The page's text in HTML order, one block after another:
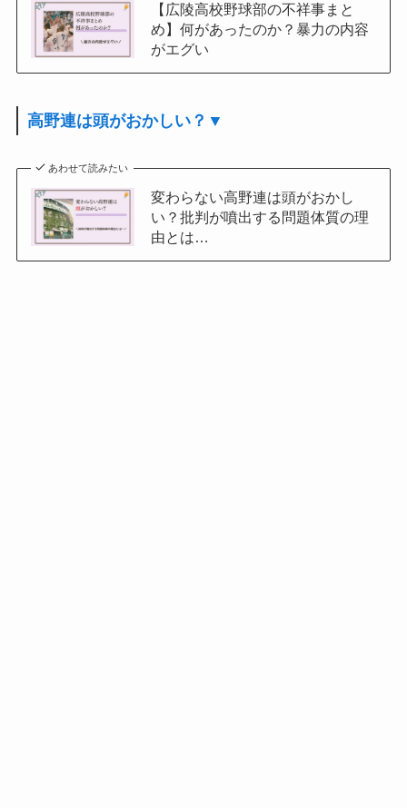
【広陵高校野球部の不祥事まと
め】何があったのか？暴力の内容
がエグい
高野連は頭がおかしい？▼
あわせて読みたい
変わらない高野連は頭がおかし
い？批判が噴出する問題体質の理
由とは…